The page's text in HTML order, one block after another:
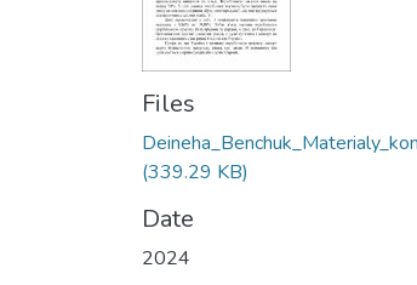
Files
(339.29 KB)
Date
2024